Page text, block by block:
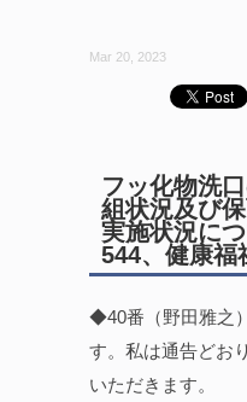
Mar 20, 2023
フッ化物洗
組状況及び
実施状況に
544、健康福
◆40番（野田雅之
す。私は通告どお
いただきます。